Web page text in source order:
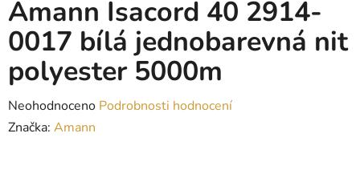
Amann Isacord 40 2914-
0017 bílá jednobarevná nit
polyester 5000m
Průměrné
hodnocení
Neohodnoceno Podrobnosti hodnocení
Značka: Amann